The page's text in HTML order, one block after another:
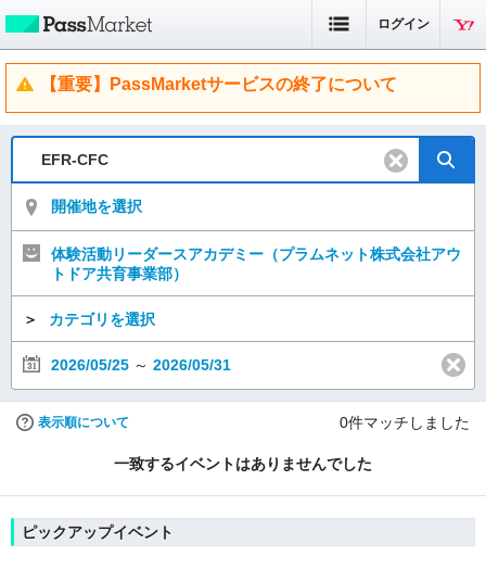
ログイン
【重要】PassMarketサービスの終了について
開催地を選択
体験活動リーダースアカデミー（プラムネット株式会社アウ
トドア共育事業部）
＞ カテゴリを選択
2026/05/25 ～ 2026/05/31
表示順について 0件マッチしました
一致するイベントはありませんでした
ピックアップイベント